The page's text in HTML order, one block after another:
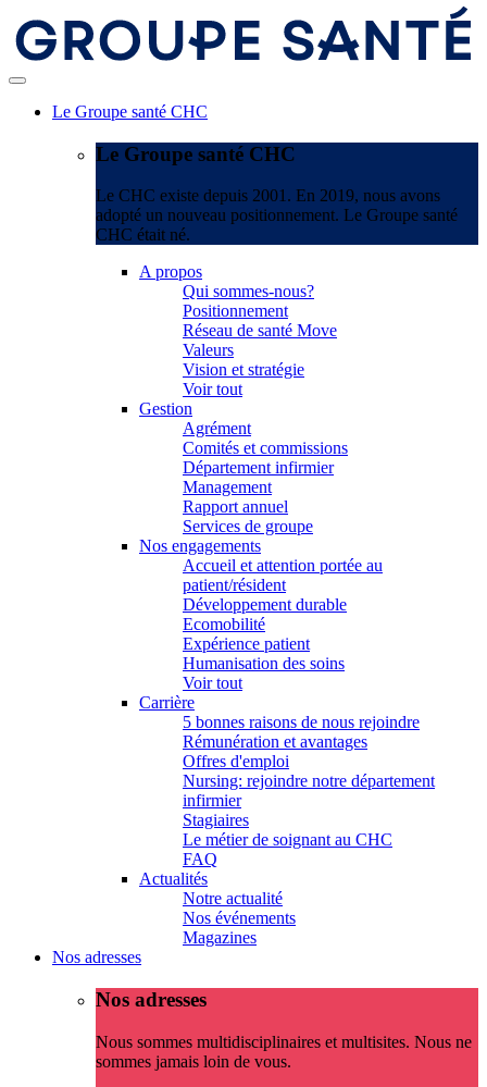
Le Groupe santé CHC
Le Groupe santé CHC
Le CHC existe depuis 2001. En 2019, nous avons
adopté un nouveau positionnement. Le Groupe santé
CHC était né.
A propos
Qui sommes-nous?
Positionnement
Réseau de santé Move
Valeurs
Vision et stratégie
Voir tout
Gestion
Agrément
Comités et commissions
Département infirmier
Management
Rapport annuel
Services de groupe
Nos engagements
Accueil et attention portée au
patient/résident
Développement durable
Ecomobilité
Expérience patient
Humanisation des soins
Voir tout
Carrière
5 bonnes raisons de nous rejoindre
Rémunération et avantages
Offres d'emploi
Nursing: rejoindre notre département
infirmier
Stagiaires
Le métier de soignant au CHC
FAQ
Actualités
Notre actualité
Nos événements
Magazines
Nos adresses
Nos adresses
Nous sommes multidisciplinaires et multisites. Nous ne
sommes jamais loin de vous.